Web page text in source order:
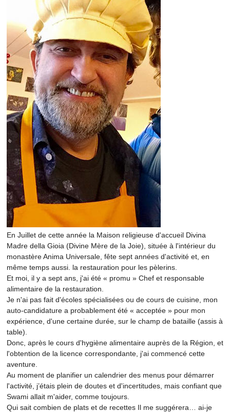
En Juillet de cette année la Maison religieuse d'accueil Divina
Madre della Gioia (Divine Mère de la Joie), située à l'intérieur du
monastère Anima Universale, fête sept années d'activité et, en
même temps aussi. la restauration pour les pèlerins.
Et moi, il y a sept ans, j'ai été « promu » Chef et responsable
alimentaire de la restauration.
Je n'ai pas fait d'écoles spécialisées ou de cours de cuisine, mon
auto-candidature a probablement été « acceptée » pour mon
expérience, d'une certaine durée, sur le champ de bataille (assis à
table).
Donc, après le cours d'hygiène alimentaire auprès de la Région, et
l'obtention de la licence correspondante, j'ai commencé cette
aventure.
Au moment de planifier un calendrier des menus pour démarrer
l'activité, j’étais plein de doutes et d'incertitudes, mais confiant que
Swami allait m'aider, comme toujours.
Qui sait combien de plats et de recettes Il me suggérera… ai-je